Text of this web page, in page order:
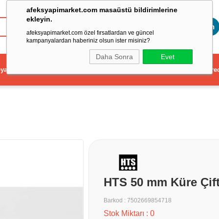
afeksyapimarket.com masaüstü bildirimlerine
ekleyin.
afeksyapimarket.com özel fırsatlardan ve güncel
kampanyalardan haberiniz olsun ister misiniz?
Daha Sonra Evet
Toptan
Dekorasyon ve Ev
HTS 50 mm Küre
Barkod : 7502669854718
Stok Miktarı : 0